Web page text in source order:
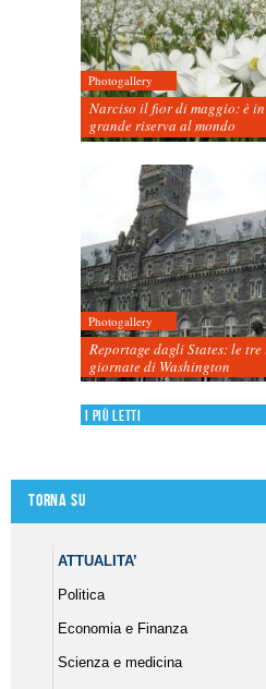
Photogallery
Narciso il fior di maggio: è
grande riserva al mondo
Photogallery
Reportage dagli States: le tre
giornate di Washington
I più letti
Torna su
ATTUALITA’
Politica
Economia e Finanza
Scienza e medicina